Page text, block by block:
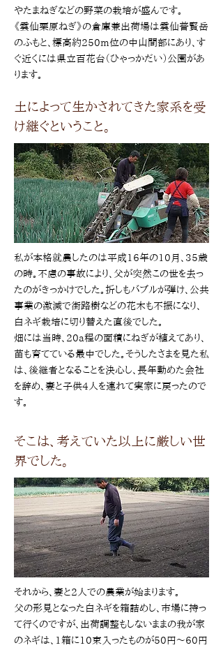
やたまねぎなどの野菜の栽培が盛んです。
《雲仙栗原ねぎ》の倉庫兼出荷場は雲仙普賢岳
のふもと、標高約250m位の中山間部にあり、す
ぐ近くには県立百花台（ひゃっかだい）公園があ
ります。
土によって生かされてきた家系を受
け継ぐということ。
私が本格就農したのは平成16年の10月、35歳
の時。不慮の事故により、父が突然この世を去っ
たのがきっかけでした。折しもバブルが弾け、公共
事業の激減で街路樹などの花木も不振になり、
白ネギ栽培に切り替えた直後でした。
畑には当時、20a程の面積にねぎが植えてあり、
苗も育てている最中でした。そうしたさまを見た私
は、後継者となることを決心し、長年勤めた会社
を辞め、妻と子供4人を連れて実家に戻ったので
す。
そこは、考えていた以上に厳しい世
界でした。
それから、妻と2人での農業が始まります。
父の形見となった白ネギを箱詰めし、市場に持っ
て行くのですが、出荷調整もしないままの我が家
のネギは、1箱に10束入ったものが50円～60円